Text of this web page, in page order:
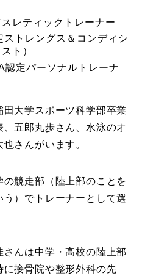
レティックトレーナー
ストレングス＆コンディシ
ト）
認定パーソナルトレーナ
大学スポーツ科学部卒業
五郎丸歩さん、水泳のオ
さんがいます。
競走部（陸上部のことを
）でトレーナーとして選
んは中学・高校の陸上部
接骨院や整形外科の先